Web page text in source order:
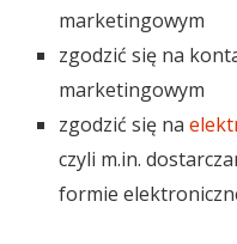
marketingowym
zgodzić się na
marketingowym
zgodzić się na
czyli m.in.
formie